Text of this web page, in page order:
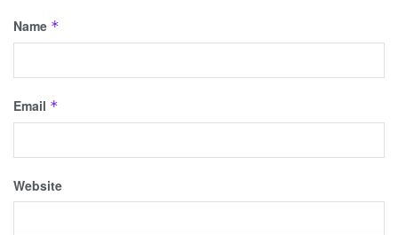
Name *
Email *
Website